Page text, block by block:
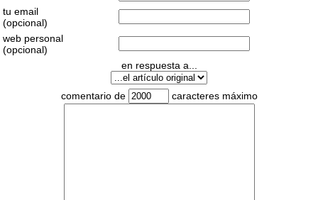
tu email
(opcional)
web personal
(opcional)
en respuesta a...
comentario de caracteres máximo